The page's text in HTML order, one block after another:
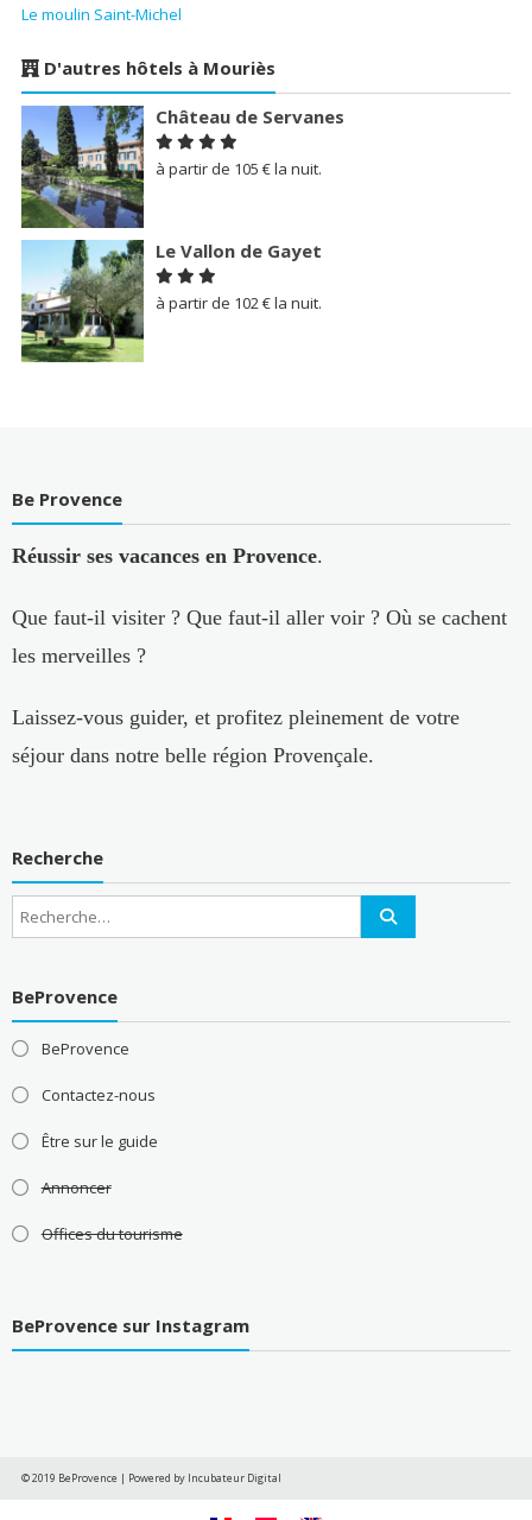
Le moulin Saint-Michel
D'autres hôtels à Mouriès
Château de Servanes
à partir de 105 € la nuit.
Le Vallon de Gayet
à partir de 102 € la nuit.
Be Provence
Réussir ses vacances en Provence.
Que faut-il visiter ? Que faut-il aller voir ? Où se cachent
les merveilles ?
Laissez-vous guider, et profitez pleinement de votre
séjour dans notre belle région Provençale.
Recherche
BeProvence
BeProvence
Contactez-nous
Être sur le guide
Annoncer
Offices du tourisme
BeProvence sur Instagram
© 2019 BeProvence | Powered by Incubateur Digital